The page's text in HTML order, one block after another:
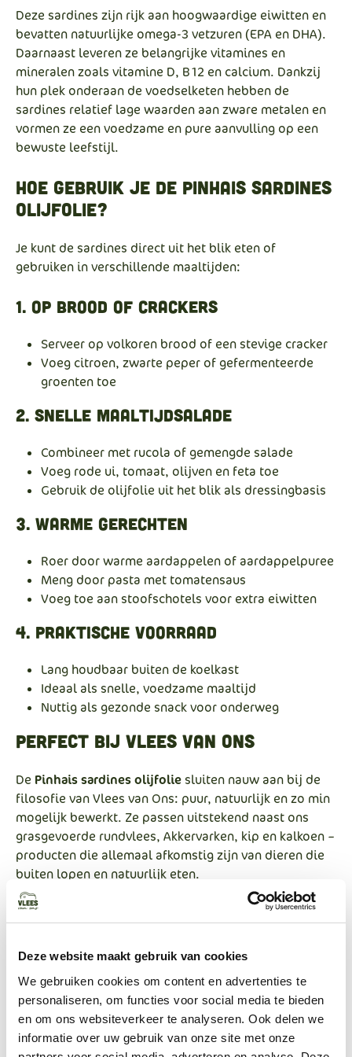
Deze website maakt gebruik van cookies
We gebruiken cookies om content en advertenties te
personaliseren, om functies voor social media te bieden
en om ons websiteverkeer te analyseren. Ook delen we
informatie over uw gebruik van onze site met onze
Deze sardines zijn rijk aan hoogwaardige eiwitten en
bevatten natuurlijke omega-3 vetzuren (EPA en DHA).
Daarnaast leveren ze belangrijke vitamines en
mineralen zoals vitamine D, B12 en calcium. Dankzij
hun plek onderaan de voedselketen hebben de
sardines relatief lage waarden aan zware metalen en
vormen ze een voedzame en pure aanvulling op een
bewuste leefstijl.
Hoe gebruik je de Pinhais sardines
olijfolie?
Je kunt de sardines direct uit het blik eten of
gebruiken in verschillende maaltijden:
1. Op brood of crackers
Serveer op volkoren brood of een stevige cracker
Voeg citroen, zwarte peper of gefermenteerde
groenten toe
2. Snelle maaltijdsalade
Combineer met rucola of gemengde salade
Voeg rode ui, tomaat, olijven en feta toe
Gebruik de olijfolie uit het blik als dressingbasis
3. Warme gerechten
Roer door warme aardappelen of aardappelpuree
Meng door pasta met tomatensaus
Voeg toe aan stoofschotels voor extra eiwitten
4. Praktische voorraad
Lang houdbaar buiten de koelkast
Ideaal als snelle, voedzame maaltijd
Nuttig als gezonde snack voor onderweg
Perfect bij Vlees van Ons
De Pinhais sardines olijfolie sluiten nauw aan bij de
filosofie van Vlees van Ons: puur, natuurlijk en zo min
mogelijk bewerkt. Ze passen uitstekend naast ons
grasgevoerde rundvlees, Akkervarken, kip en kalkoen –
producten die allemaal afkomstig zijn van dieren die
buiten lopen en natuurlijk eten.
Bestellen
Kies jouw favoriete variant en bestel ze eenvoudig
actuele prijs, inhoud per blik en specifieke
herkomstinformatie staan vermeld op de
productpagina. Ongeopende blikken zijn lang
houdbaar buiten de koelkast.